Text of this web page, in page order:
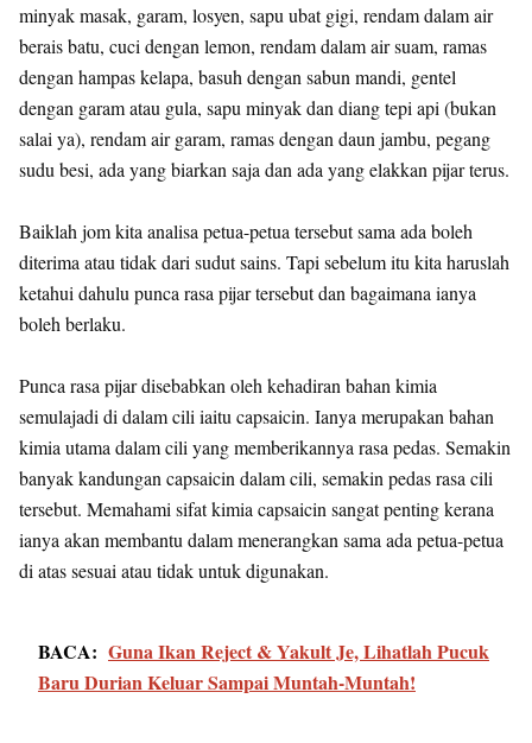
minyak masak, garam, losyen, sapu ubat gigi, rendam dalam air
berais batu, cuci dengan lemon, rendam dalam air suam, ramas
dengan hampas kelapa, basuh dengan sabun mandi, gentel
dengan garam atau gula, sapu minyak dan diang tepi api (bukan
salai ya), rendam air garam, ramas dengan daun jambu, pegang
sudu besi, ada yang biarkan saja dan ada yang elakkan pijar terus.
Baiklah jom kita analisa petua-petua tersebut sama ada boleh
diterima atau tidak dari sudut sains. Tapi sebelum itu kita haruslah
ketahui dahulu punca rasa pijar tersebut dan bagaimana ianya
boleh berlaku.
Punca rasa pijar disebabkan oleh kehadiran bahan kimia
semulajadi di dalam cili iaitu capsaicin. Ianya merupakan bahan
kimia utama dalam cili yang memberikannya rasa pedas. Semakin
banyak kandungan capsaicin dalam cili, semakin pedas rasa cili
tersebut. Memahami sifat kimia capsaicin sangat penting kerana
ianya akan membantu dalam menerangkan sama ada petua-petua
di atas sesuai atau tidak untuk digunakan.
BACA: Guna Ikan Reject & Yakult Je, Lihatlah Pucuk
Baru Durian Keluar Sampai Muntah-Muntah!